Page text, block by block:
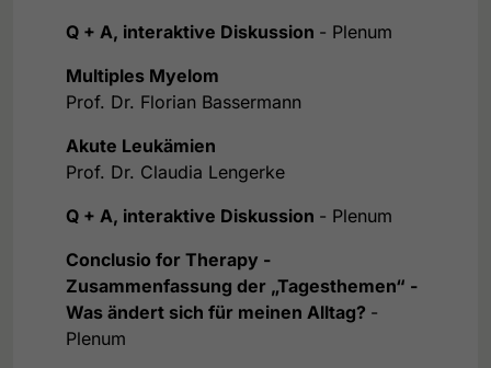
Q + A, interaktive Diskussion - Plenum
Multiples Myelom
Prof. Dr. Florian Bassermann
Akute Leukämien
Prof. Dr. Claudia Lengerke
Q + A, interaktive Diskussion - Plenum
Conclusio for Therapy -
Zusammenfassung der „Tagesthemen“ -
Was ändert sich für meinen Alltag? -
Plenum